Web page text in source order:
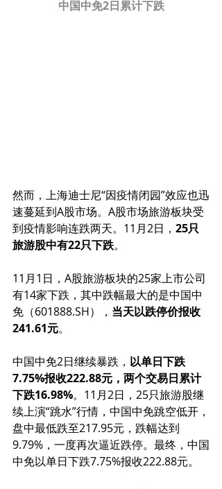
中国中免2日累计下跌
然而，上海迪士尼“因疫情闭园”效应也迅
速蔓延到A股市场。A股市场旅游板块受
到疫情影响连跌两天。11月2日， 25只
旅游股中有22只下跌。
11月1日，A股旅游板块的25家上市公司
有14家下跌，其中跌幅最大的是中国中
免（601888.SH）， 当天以跌停价报收
241.61元。
中国中免2日继续暴跌， 以单日下跌
7.75%报收222.88元，两个交易日累计
下跌16.98%。11月2日，25只旅游股继
续上演“跳水”行情，中国中免跳空低开，
盘中最低跌至217.95元，跌幅达到
9.79%，一度再次逼近跌停。最终，中国
中免以单日下跌7.75%报收222.88元。